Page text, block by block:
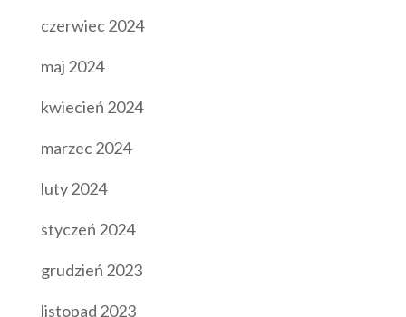
czerwiec 2024
maj 2024
kwiecień 2024
marzec 2024
luty 2024
styczeń 2024
grudzień 2023
listopad 2023